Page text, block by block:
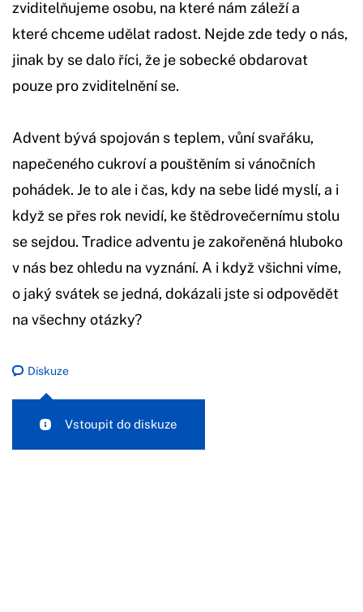
zviditelňujeme osobu, na které nám záleží a
které chceme udělat radost. Nejde zde tedy o nás,
jinak by se dalo říci, že je sobecké obdarovat
pouze pro zviditelnění se.
Advent bývá spojován s teplem, vůní svařáku,
napečeného cukroví a pouštěním si vánočních
pohádek. Je to ale i čas, kdy na sebe lidé myslí, a i
když se přes rok nevidí, ke štědrovečernímu stolu
se sejdou. Tradice adventu je zakořeněná hluboko
v nás bez ohledu na vyznání. A i když všichni víme,
o jaký svátek se jedná, dokázali jste si odpovědět
na všechny otázky?
Diskuze
Vstoupit do diskuze